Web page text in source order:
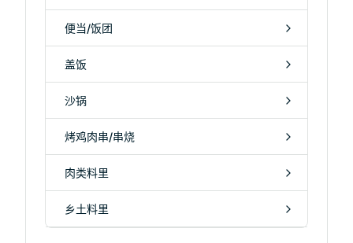
便当/饭团
盖饭
沙锅
烤鸡肉串/串烧
肉类料里
乡土料里